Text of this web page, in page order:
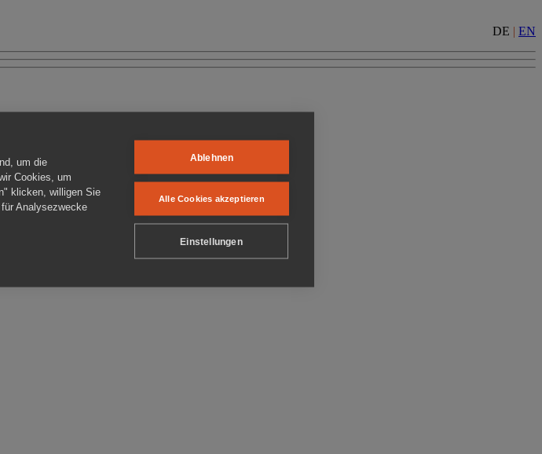
DE | EN
um die
Cookies, um
klicken, willigen Sie
Analysezwecke
Ablehnen
Alle Cookies akzeptieren
Einstellungen